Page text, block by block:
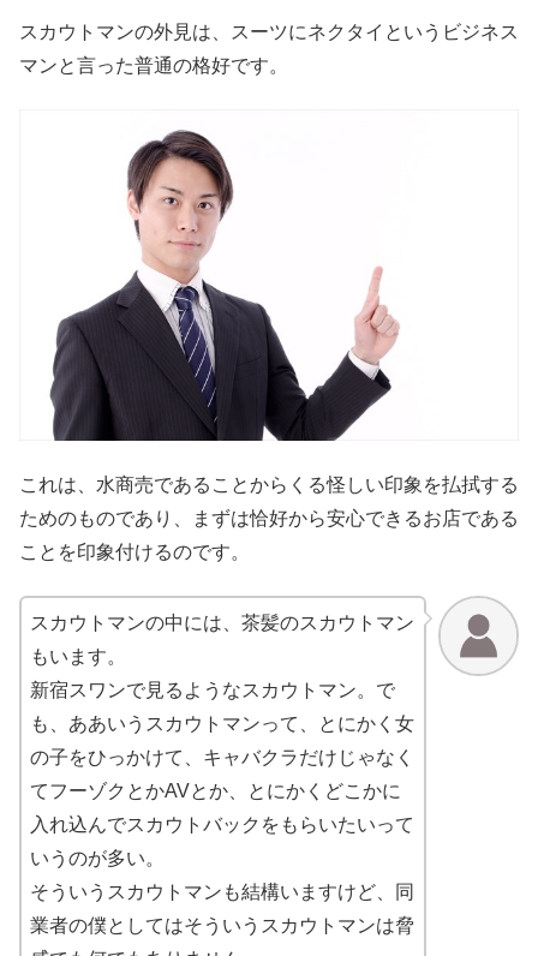
スカウトマンの外見は、スーツにネクタイというビジネス
マンと言った普通の格好です。
これは、水商売であることからくる怪しい印象を払拭する
ためのものであり、まずは恰好から安心できるお店である
ことを印象付けるのです。
スカウトマンの中には、茶髪のスカウトマン
もいます。
新宿スワンで見るようなスカウトマン。で
も、ああいうスカウトマンって、とにかく女
の子をひっかけて、キャバクラだけじゃなく
てフーゾクとかAVとか、とにかくどこかに
入れ込んでスカウトバックをもらいたいって
いうのが多い。
そういうスカウトマンも結構いますけど、同
業者の僕としてはそういうスカウトマンは脅